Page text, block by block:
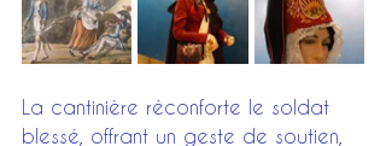
La cantinière réconforte le soldat
blessé, offrant un geste de soutien,